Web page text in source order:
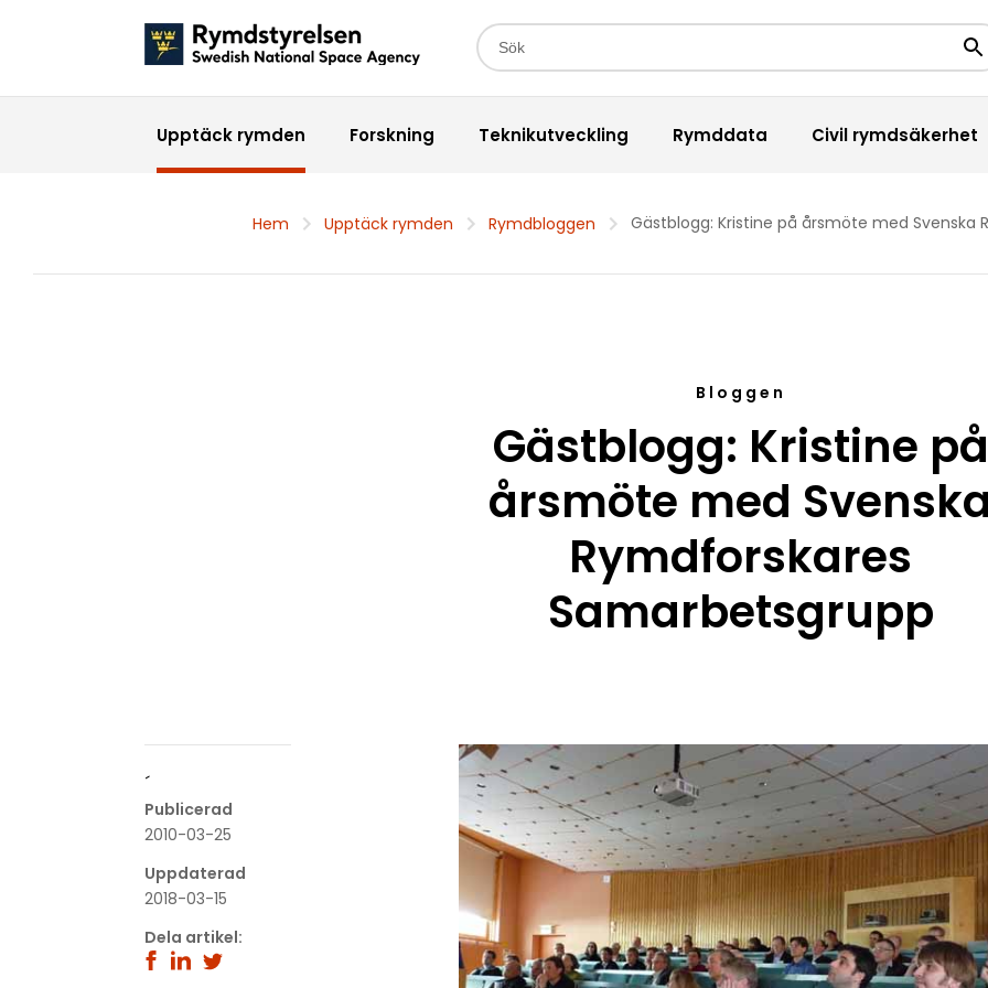
Sökfält
Upptäck rymden Forskning Teknikutveckling Rymddata Civil rymdsäkerhet
Hem Upptäck rymden Rymdbloggen Gästblogg: Kristine på årsmöte med Svenska
Bloggen
Gästblogg: Kristine på
årsmöte med
Rymdforskares
Samarbetsgrupp
´
Publicerad
2010-03-25
Uppdaterad
2018-03-15
Dela artikel: